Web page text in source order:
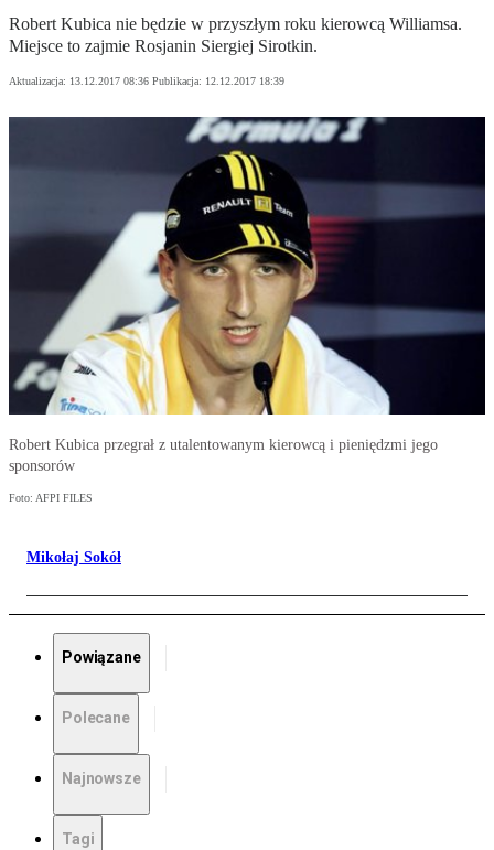
Robert Kubica nie będzie w przyszłym roku kierowcą Williamsa.
Miejsce to zajmie Rosjanin Siergiej Sirotkin.
Aktualizacja: 13.12.2017 08:36 Publikacja: 12.12.2017 18:39
Robert Kubica przegrał z utalentowanym kierowcą i pieniędzmi jego
sponsorów
Foto: AFPI FILES
Mikołaj Sokół
Powiązane
Polecane
Najnowsze
Tagi